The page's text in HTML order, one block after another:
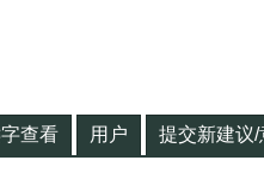
查看 用户 提交新建议/